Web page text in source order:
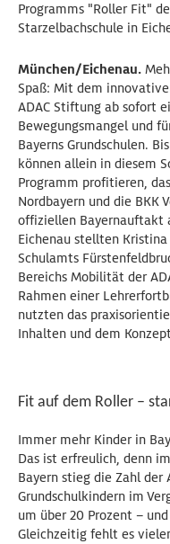
Programms "Roller Fit"
Starzelbachschule in
München/Eichenau.
Spaß: Mit dem
ADAC Stiftung ab sofort
Bewegungsmangel und
Bayerns Grundschulen.
können allein in diesem
Programm profitieren,
Nordbayern und die BKK
offiziellen Bayernauftakt
Eichenau stellten
Schulamts
Bereichs Mobilität der
Rahmen einer
nutzten das
Inhalten und dem
Fit auf dem Roller –
Immer mehr Kinder in
Das ist erfreulich, denn
Bayern stieg die Zahl der
Grundschulkindern im
um über 20 Prozent –
Gleichzeitig fehlt es